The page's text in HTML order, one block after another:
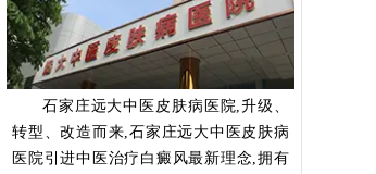
石家庄远大中医皮肤病医院,升级、
转型、改造而来,石家庄远大中医皮肤病
医院引进中医治疗白癜风最新理念,拥有